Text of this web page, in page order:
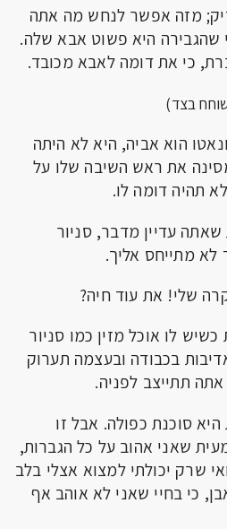
מזה אפשר לנחש מה אתה
שהגבירה היא פשוט אבא שלה.
כי את דומה לאבא מכובד.
בצד)
הוא אביה, היא לא היתה
את ראש השיבה שלו על
תהיה דומה לו.
עדיין מדבר, סניור
מתייחס אליך.
שלי! את עוד חיה?
לו אוכל מזין כמו סניור
בכבודה ובעצמה תערוק
תתייצב לפניה.
סוכנת כפולה. אבל זו
שאני אהוב על כל הגברות,
שרק יכולתי למצוא אצלי בלב
כי בחיי שאני לא אוהב אף